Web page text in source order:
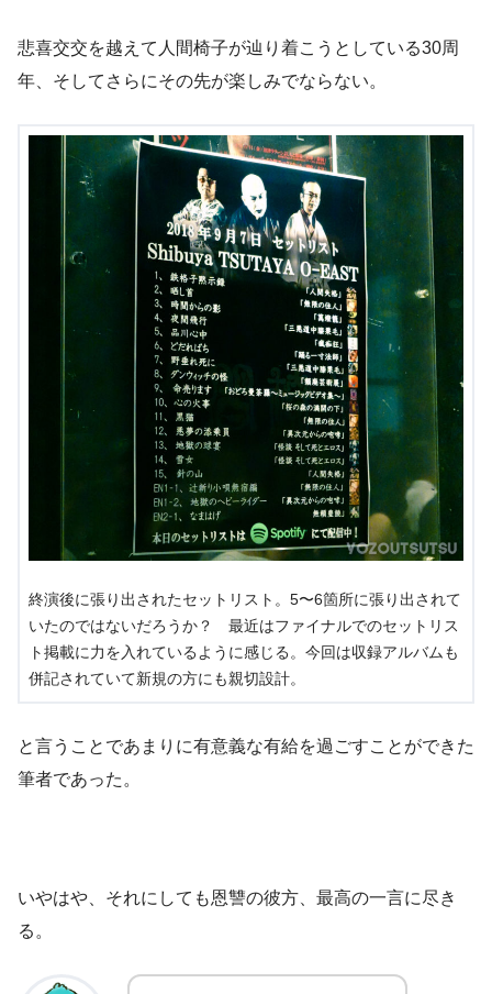
悲喜交交を越えて人間椅子が辿り着こうとしている30周
年、そしてさらにその先が楽しみでならない。
終演後に張り出されたセットリスト。5〜6箇所に張り出されて
いたのではないだろうか？ 最近はファイナルでのセットリス
ト掲載に力を入れているように感じる。今回は収録アルバムも
併記されていて新規の方にも親切設計。
と言うことであまりに有意義な有給を過ごすことができた
筆者であった。
いやはや、それにしても恩讐の彼方、最高の一言に尽き
る。